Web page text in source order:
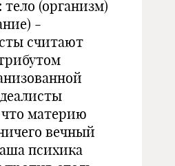
(организм)
-
считают
материю
вечный
психика